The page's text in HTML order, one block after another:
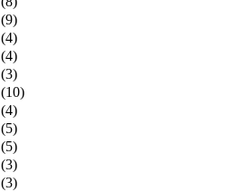
(9)
(4)
(4)
(3)
(10)
(4)
(5)
(5)
(3)
(3)